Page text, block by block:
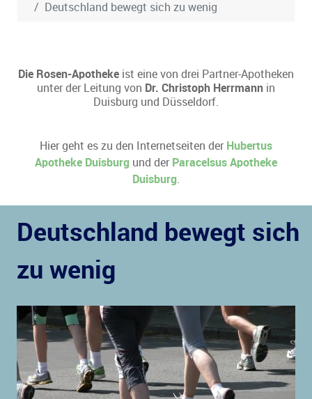
Deutschland bewegt sich zu wenig
Die Rosen-Apotheke ist eine von drei Partner-Apotheken
unter der Leitung von Dr. Christoph Herrmann in
Duisburg und Düsseldorf.
Hier geht es zu den Internetseiten der Hubertus
Apotheke Duisburg und der Paracelsus Apotheke
Duisburg.
Deutschland bewegt sich
zu wenig